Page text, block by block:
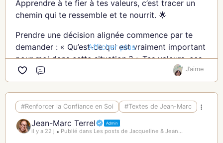
tu renforces ta confiance en toi. Tu cultives une
énergie positive qui te soutient dans tes projets et
tes rêves. Tu te rappelles que tu es capable de
grandes choses, que ta lumière est précieuse. 🌅
Jean-Marc
Apprendre à te fier à tes valeurs, c’est tracer un
chemin qui te ressemble et te nourrit. 🌟
Prendre une décision alignée commence par te
demander : « Qu’est-ce qui est vraiment important
pour moi dans cette situation ? » Tes valeurs, ces
principes qui guident ta vie, t’apportent clarté et
direction. Elles te rappellent ce qui compte
vraiment et te protègent des choix dictés par la
peur ou les attentes des autres. 🌿
Ma fille, il est parfois difficile de prendre une
Afficher plus
1 J’aime
#Renforcer la Confiance en Soi #Textes de Jean-Marc
Jean-Marc Terrel Admin
il y a 22 j Publié dans Les posts de Jacqueline & Jean...